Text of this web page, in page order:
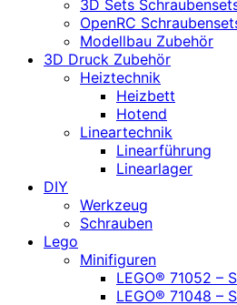
3D Sets
OpenRC
Modellbau Zubehör
3D Druck Zubehör
Heiztechnik
Heizbett
Hotend
Lineartechnik
Linearführung
Linearlager
DIY
Werkzeug
Schrauben
Lego
Minifiguren
LEGO® 71052 –
LEGO® 71048 –